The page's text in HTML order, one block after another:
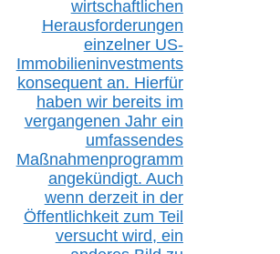
wirtschaftlichen
Herausforderungen
einzelner US-
Immobilieninvestments
konsequent an. Hierfür
haben wir bereits im
vergangenen Jahr ein
umfassendes
Maßnahmenprogramm
angekündigt. Auch
wenn derzeit in der
Öffentlichkeit zum Teil
versucht wird, ein